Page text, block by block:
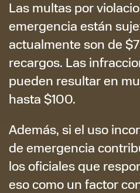
Las multas por
emergencia están
actualmente son de
recargos. Las
pueden resultar en
hasta $100.
Además, si el uso
de emergencia
los oficiales que
eso como un factor